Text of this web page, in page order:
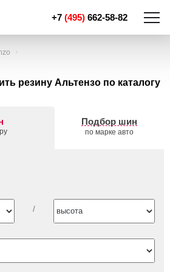
+7 (495) 662-58-82
резину Альтензо по каталогу
Подбор шин
по марке авто
/